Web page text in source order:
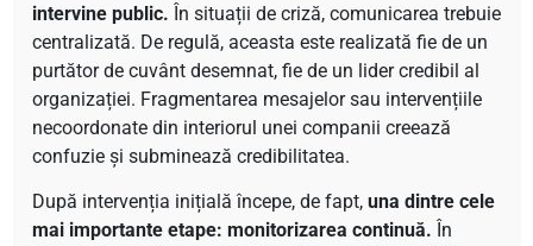
intervine public. În situații de criză, comunicarea trebuie
centralizată. De regulă, aceasta este realizată fie de un
purtător de cuvânt desemnat, fie de un lider credibil al
organizației. Fragmentarea mesajelor sau intervențiile
necoordonate din interiorul unei companii creează
confuzie și subminează credibilitatea.
După intervenția inițială începe, de fapt, una dintre cele
mai importante etape: monitorizarea continuă. În